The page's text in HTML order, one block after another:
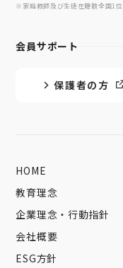
※家庭教師及び生徒在籍数全国1
会員サポート
保護者の方
HOME
教育理念
企業理念・行動指針
会社概要
ESG方針